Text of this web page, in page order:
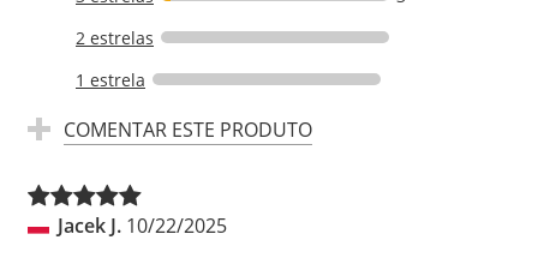
2 estrelas
1 estrela
COMENTAR ESTE PRODUTO
Jacek J. 10/22/2025